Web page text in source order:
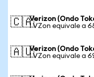
🇨🇦Verizon (Ondo
1 VZon equivale a
🇦🇺Verizon (Ondo
1 VZon equivale a